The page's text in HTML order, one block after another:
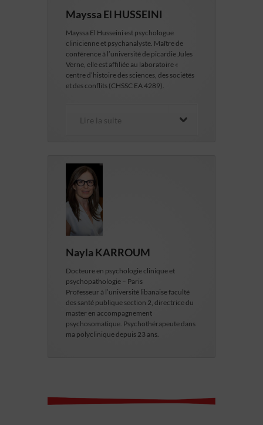
Mayssa El HUSSEINI
Mayssa El Husseini est psychologue
clinicienne et psychanalyste. Maître de
conférence à l’université de picardie Jules
Verne, elle est affiliée au laboratoire «
centre d’histoire des sciences, des sociétés
et des conflits (CHSSC EA 4289).
Lire la suite
Nayla KARROUM
Docteure en psychologie clinique et
psychopathologie – Paris
Professeur à l’université libanaise faculté
des santé publique section 2, directrice du
master en accompagnement
psychosomatique. Psychothérapeute dans
ma polyclinique depuis 23 ans.